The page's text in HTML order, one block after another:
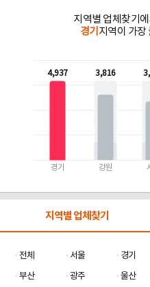
지역별 업체찾기에
경기 지역이 가장
4,937
경기
3,816
강원
지역별 업체찾기
전체 서울 경기
부산
광주 울산